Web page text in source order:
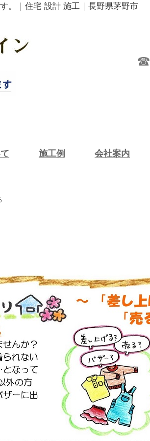
。｜住宅 設計 施工｜長野県茅野市
☎
施工例 会社案内